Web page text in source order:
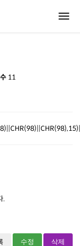
11
.
수정 삭제